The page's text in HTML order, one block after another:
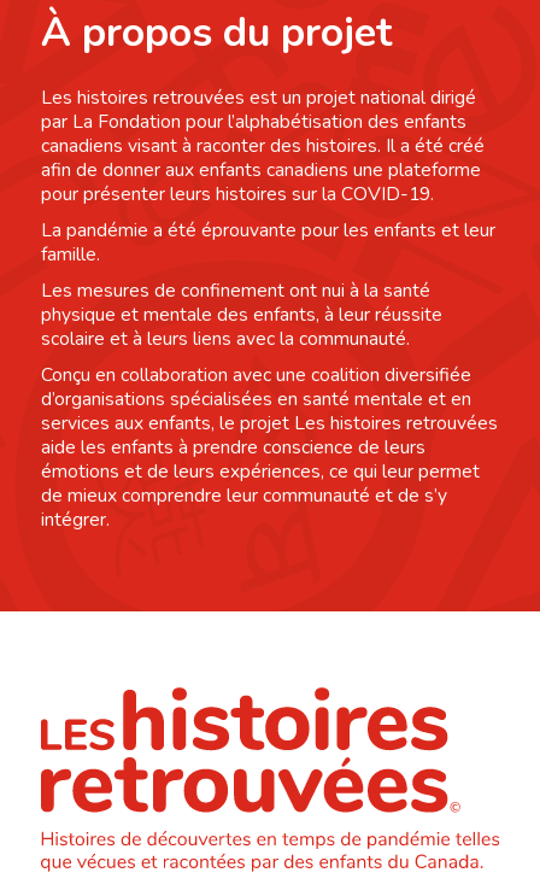
À propos du projet
Les histoires retrouvées est un projet national dirigé
par La Fondation pour l’alphabétisation des enfants
canadiens visant à raconter des histoires. Il a été créé
afin de donner aux enfants canadiens une plateforme
pour présenter leurs histoires sur la COVID-19.
La pandémie a été éprouvante pour les enfants et leur
famille.
Les mesures de confinement ont nui à la santé
physique et mentale des enfants, à leur réussite
scolaire et à leurs liens avec la communauté.
Conçu en collaboration avec une coalition diversifiée
d’organisations spécialisées en santé mentale et en
services aux enfants, le projet Les histoires retrouvées
aide les enfants à prendre conscience de leurs
émotions et de leurs expériences, ce qui leur permet
de mieux comprendre leur communauté et de s’y
intégrer.